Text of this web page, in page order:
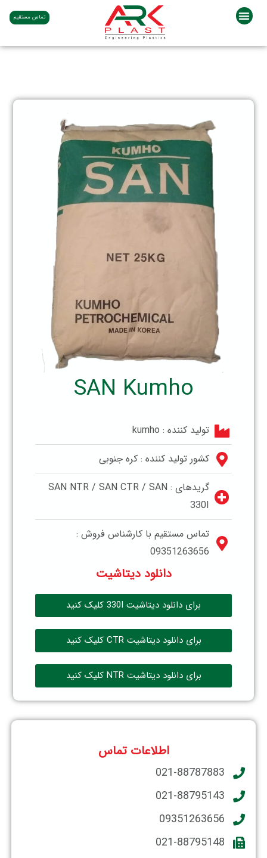
تماس مستقیم
SAN Kumho
تولید کننده : kumho
کشور تولید کننده : کره جنوبی
گریدهای : SAN NTR / SAN CTR / SAN
330I
تماس مستقیم با کارشناس فروش :
09351263656
دانلود دیتاشیت
برای دانلود دیتاشیت 330I کلیک کنید
برای دانلود دیتاشیت CTR کلیک کنید
برای دانلود دیتاشیت NTR کلیک کنید
اطلاعات تماس
021-88787883
021-88795143
09351263656
021-88795148